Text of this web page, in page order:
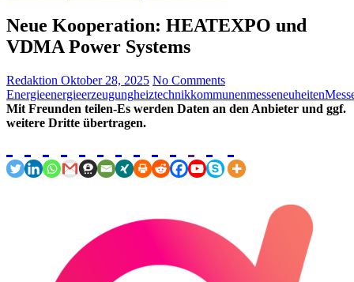
Neue Kooperation: HEATEXPO und
VDMA Power Systems
Redaktion Oktober 28, 2025 No Comments
Energieenergieerzeugungheiztechnikkommunenmesseneuheiten
Mit Freunden teilen-Es werden Daten an den Anbieter und ggf.
weitere Dritte übertragen.